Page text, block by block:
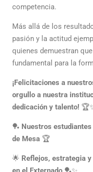
competencia.
Más allá de los
pasión y la actitud
quienes demuestran
fundamental para la
¡Felicitaciones a
orgullo a nuestra
dedicación y talento!
🏓 Nuestros
de Mesa 🏆
🌟 Reflejos, estrategia